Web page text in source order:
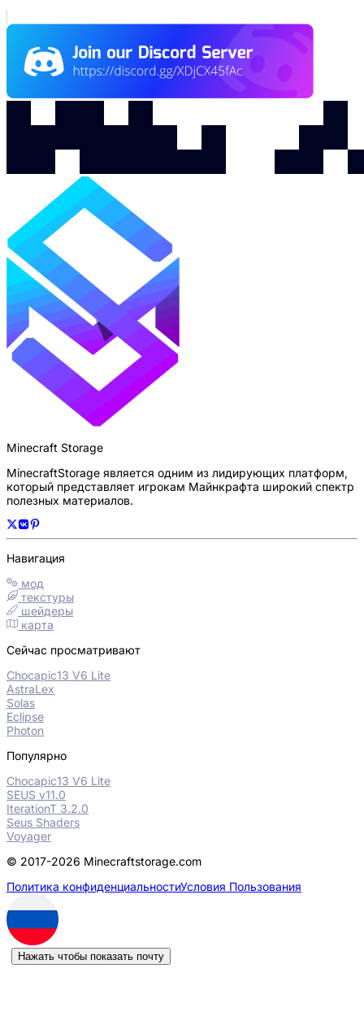
Minecraft Storage
MinecraftStorage является одним из лидирующих платформ,
который представляет игрокам Майнкрафта широкий спектр
полезных материалов.
Навигация
мод
текстуры
шейдеры
карта
Сейчас просматривают
Chocapic13 V6 Lite
AstraLex
Solas
Eclipse
Photon
Популярно
Chocapic13 V6 Lite
SEUS v11.0
IterationT 3.2.0
Seus Shaders
Voyager
© 2017-2026 Minecraftstorage.com
Политика конфиденциальностиУсловия Пользования
Нажать чтобы показать почту